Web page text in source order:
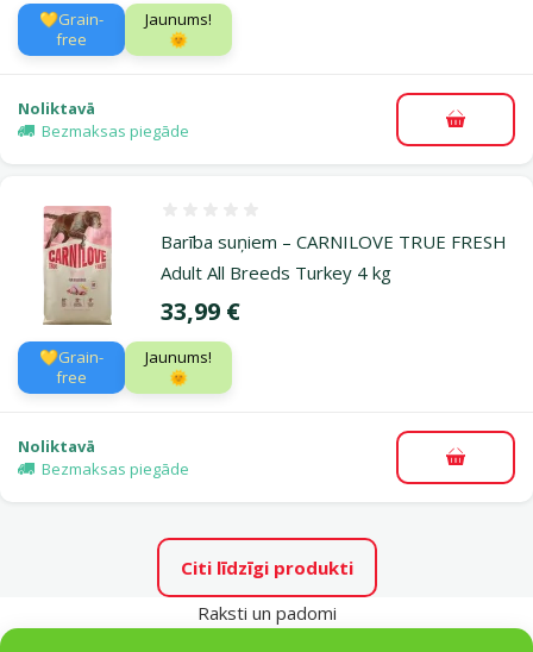
💛Grain-
free
Jaunums!
🌞
Noliktavā
Bezmaksas piegāde
Barība suņiem – CARNILOVE TRUE FRESH
Adult All Breeds Turkey 4 kg
Cena
33,99 €
💛Grain-
free
Jaunums!
🌞
Noliktavā
Bezmaksas piegāde
Citi līdzīgi produkti
Raksti un padomi